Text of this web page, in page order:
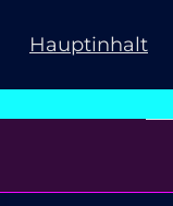
Hauptinhalt
Jetzt zu
ERP-